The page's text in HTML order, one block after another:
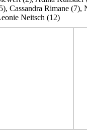
Cassandra Rimane
Neitsch (12)